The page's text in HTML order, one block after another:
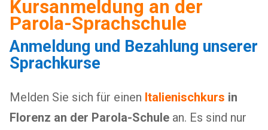
Kursanmeldung an der
Parola-Sprachschule
Anmeldung und Bezahlung unserer
Sprachkurse
Melden Sie sich für einen Italienischkurs in
Florenz an der Parola-Schulean. Es sind nur